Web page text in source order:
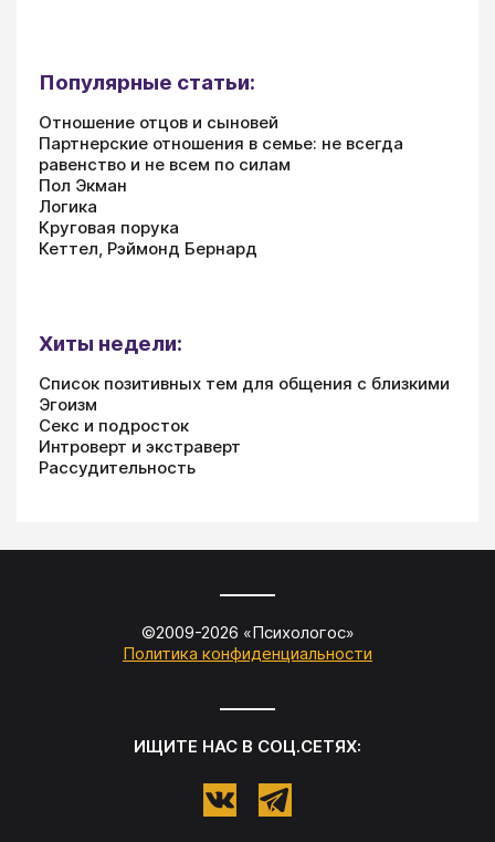
Популярные статьи:
Отношение отцов и сыновей
Партнерские отношения в семье: не всегда
равенство и не всем по силам
Пол Экман
Логика
Круговая порука
Кеттел, Рэймонд Бернард
Хиты недели:
Список позитивных тем для общения с близкими
Эгоизм
Секс и подросток
Интроверт и экстраверт
Рассудительность
©2009-2026 «Психологос»
Политика конфиденциальности
ИЩИТЕ НАС В СОЦ.СЕТЯХ: